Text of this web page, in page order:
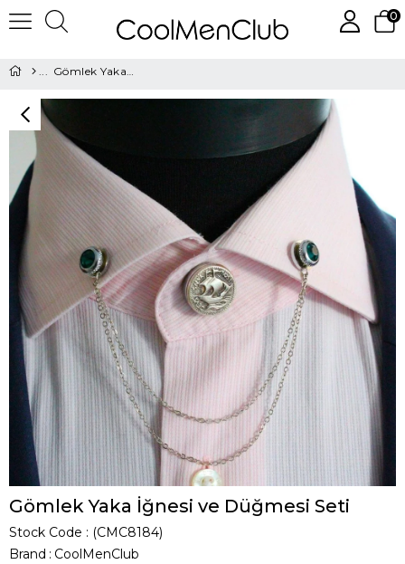
0
Gömlek Yaka İğnesi ve Düğmesi Seti
Gömlek Yaka İğnesi ve Düğmesi Seti
Stock Code
(CMC8184)
Brand : CoolMenClub